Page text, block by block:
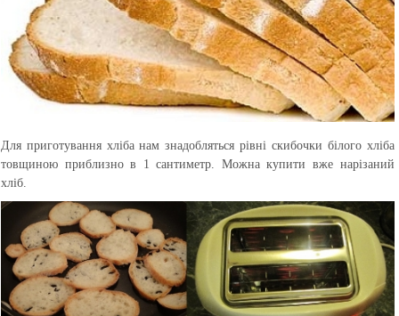
Для приготування хліба нам знадобляться рівні скибочки білого хліба
товщиною приблизно в 1 сантиметр. Можна купити вже нарізаний
хліб.